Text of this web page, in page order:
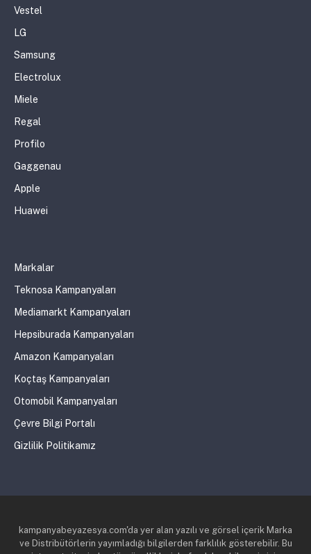
Vestel
LG
Samsung
Electrolux
Miele
Regal
Profilo
Gaggenau
Apple
Huawei
Markalar
Teknosa Kampanyaları
Mediamarkt Kampanyaları
Hepsiburada Kampanyaları
Amazon Kampanyaları
Koçtaş Kampanyaları
Otomobil Kampanyaları
Çevre Bilgi Portalı
Gizlilik Politikamız
kampanyabeyazesya.com'da yer alan yazılı ve görsel içerik Marka
ve Distribütörlerin yayımladığı bilgilerden farklılık gösterebilir. Bu